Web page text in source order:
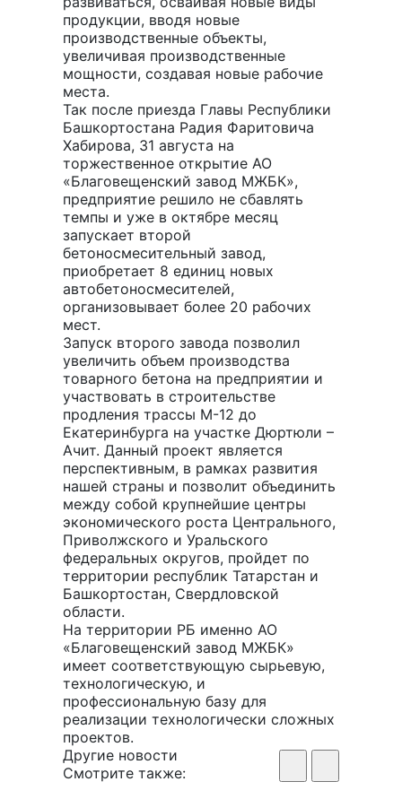
продукции, вводя новые
производственные объекты,
увеличивая производственные
мощности, создавая новые рабочие
места.
Так после приезда Главы Республики
Башкортостана Радия Фаритовича
Хабирова, 31 августа на
торжественное открытие АО
«Благовещенский завод МЖБК»,
предприятие решило не сбавлять
темпы и уже в октябре месяц
запускает второй
бетоносмесительный завод,
приобретает 8 единиц новых
автобетоносмесителей,
организовывает более 20 рабочих
мест.
Запуск второго завода позволил
увеличить объем производства
товарного бетона на предприятии и
участвовать в строительстве
продления трассы М-12 до
Екатеринбурга на участке Дюртюли –
Ачит. Данный проект является
перспективным, в рамках развития
нашей страны и позволит объединить
между собой крупнейшие центры
экономического роста Центрального,
Приволжского и Уральского
федеральных округов, пройдет по
территории республик Татарстан и
Башкортостан, Свердловской
области.
На территории РБ именно АО
«Благовещенский завод МЖБК»
имеет соответствующую сырьевую,
технологическую, и
профессиональную базу для
реализации технологически сложных
проектов.
Другие новости
Смотрите также: